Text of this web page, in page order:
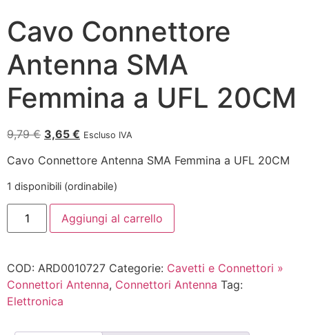
Cavo Connettore
Antenna SMA
Femmina a UFL 20CM
9,79€ 3,65 € Escluso IVA
Cavo Connettore Antenna SMA Femmina a UFL 20CM
1 disponibili (ordinabile)
Aggiungi al carrello
COD: ARD0010727 Categorie: Cavetti e Connettori »
Connettori Antenna, Connettori Antenna Tag:
Elettronica